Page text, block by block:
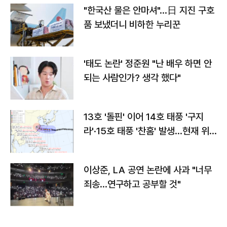
"한국산 물은 안마셔"…日 지진 구호
품 보냈더니 비하한 누리꾼
'태도 논란' 정준원 "난 배우 하면 안
되는 사람인가? 생각 했다"
13호 '돌핀' 이어 14호 태풍 '구지
라'·15호 태풍 '찬홈' 발생…현재 위
이상준, LA 공연 논란에 사과 "너무
죄송…연구하고 공부할 것"